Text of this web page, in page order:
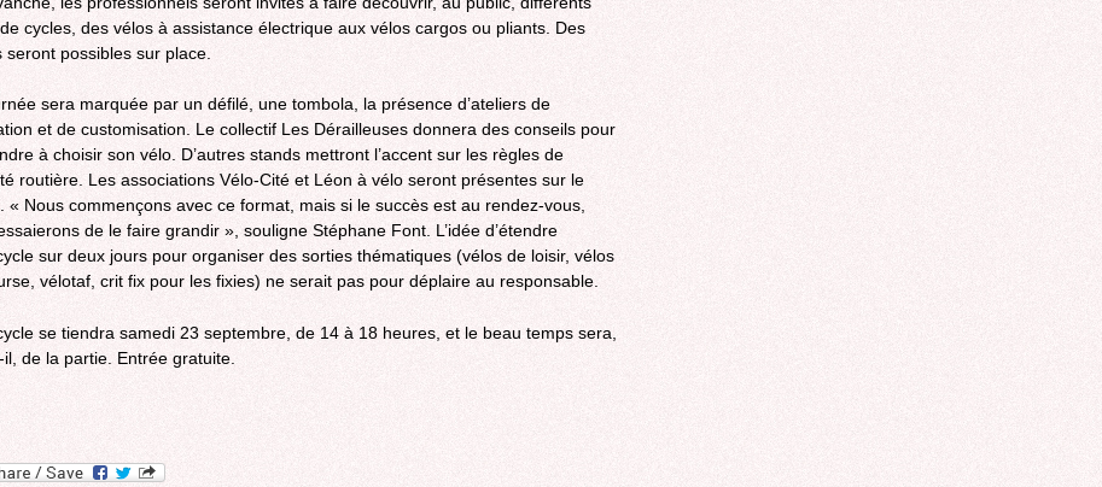
cycles, des vélos à assistance électrique aux vélos cargos ou pliants. Des
seront possibles sur place.
sera marquée par un défilé, une tombola, la présence d’ateliers de
et de customisation. Le collectif Les Dérailleuses donnera des conseils pour
à choisir son vélo. D’autres stands mettront l’accent sur les règles de
routière. Les associations Vélo-Cité et Léon à vélo seront présentes sur le
« Nous commençons avec ce format, mais si le succès est au rendez-vous,
de le faire grandir », souligne Stéphane Font. L’idée d’étendre
sur deux jours pour organiser des sorties thématiques (vélos de loisir, vélos
vélotaf, crit fix pour les fixies) ne serait pas pour déplaire au responsable.
se tiendra samedi 23 septembre, de 14 à 18 heures, et le beau temps sera,
de la partie. Entrée gratuite.